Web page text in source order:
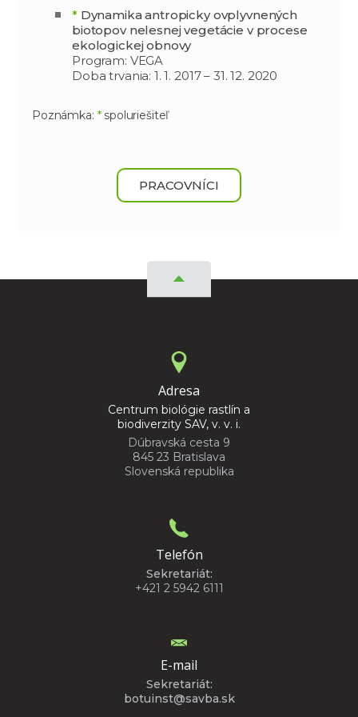
*Dynamika antropicky ovplyvnených
biotopov nelesnej vegetácie v procese
ekologickej obnovy
Program: VEGA
Doba trvania: 1. 1. 2017 – 31. 12. 2020
Poznámka: *spoluriešiteľ
PRACOVNÍCI
Adresa
Centrum biológie rastlín a
biodiverzity SAV, v. v. i.
Dúbravská cesta 9
845 23 Bratislava
Slovenská republika
Telefón
Sekretariát:
+421 2 5942 6111
E-mail
Sekretariát:
botuinst@savba.sk